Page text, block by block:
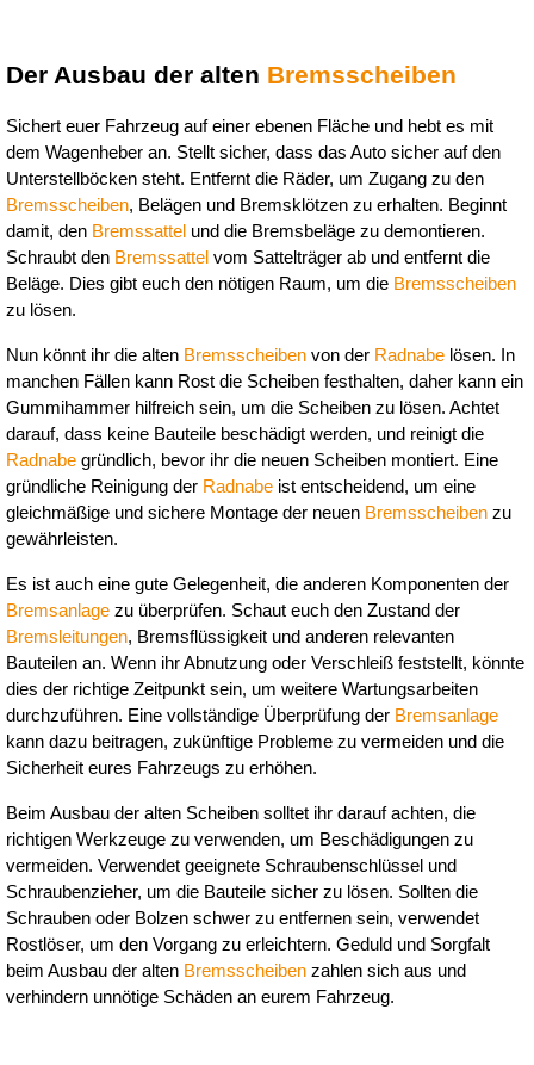
Der Ausbau der alten Bremsscheiben
Sichert euer Fahrzeug auf einer ebenen Fläche und hebt es mit
dem Wagenheber an. Stellt sicher, dass das Auto sicher auf den
Bremsscheiben, Belägen und Bremsklötzen zu erhalten. Beginnt
damit, den Bremssattel und die Bremsbeläge zu demontieren.
Schraubt den Bremssattel vom Sattelträger ab und entfernt die
Beläge. Dies gibt euch den nötigen Raum, um die Bremsscheiben
zu lösen.
Nun könnt ihr die alten Bremsscheiben von der Radnabe lösen. In
manchen Fällen kann Rost die Scheiben festhalten, daher kann ein
Gummihammer hilfreich sein, um die Scheiben zu lösen. Achtet
Radnabe gründlich, bevor ihr die neuen Scheiben montiert. Eine
gründliche Reinigung der Radnabe ist entscheidend, um eine
gleichmäßige und sichere Montage der neuen Bremsscheiben zu
gewährleisten.
Bremsanlage
Bremsleitungen, Bremsflüssigkeit und anderen relevanten
Bauteilen an. Wenn ihr Abnutzung oder Verschleiß feststellt, könnte
dies der richtige Zeitpunkt sein, um weitere Wartungsarbeiten
durchzuführen. Eine vollständige Überprüfung der Bremsanlage
kann dazu beitragen, zukünftige Probleme zu vermeiden und die
Sicherheit eures Fahrzeugs zu erhöhen.
Beim Ausbau der alten Scheiben solltet ihr darauf achten, die
richtigen Werkzeuge zu verwenden, um Beschädigungen zu
vermeiden. Verwendet geeignete Schraubenschlüssel und
Schraubenzieher, um die Bauteile sicher zu lösen. Sollten die
Schrauben oder Bolzen schwer zu entfernen sein, verwendet
Rostlöser, um den Vorgang zu erleichtern. Geduld und Sorgfalt
beim Ausbau der alten Bremsscheiben zahlen sich aus und
verhindern unnötige Schäden an eurem Fahrzeug.